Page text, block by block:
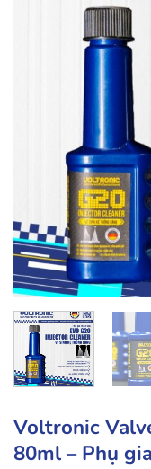
Voltronic
80ml – Phụ